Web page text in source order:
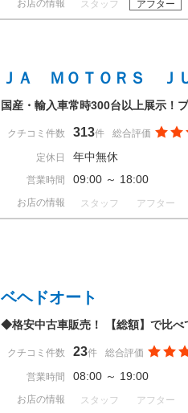
お店の情報 スタッフ アフター
ＪＡ ＭＯＴＯＲＳ Ｊ
国産・輸入車常時300台以上展示！
クチコミ件数 313件 総合評価
定休日 年中無休
営業時間 09:00 ～ 18:00
お店の情報 スタッフ アフター
ベヘドオート
◆格安中古車販売！ 【総額】で比
クチコミ件数 23件 総合評価
営業時間 08:00 ～ 19:00
お店の情報 スタッフ アフター